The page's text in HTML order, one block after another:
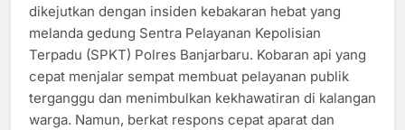
dikejutkan dengan insiden kebakaran hebat yang
melanda gedung Sentra Pelayanan Kepolisian
Terpadu (SPKT) Polres Banjarbaru. Kobaran api yang
cepat menjalar sempat membuat pelayanan publik
terganggu dan menimbulkan kekhawatiran di kalangan
warga. Namun, berkat respons cepat aparat dan